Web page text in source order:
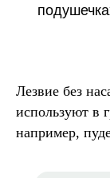
Лезвие без
используют в
например,